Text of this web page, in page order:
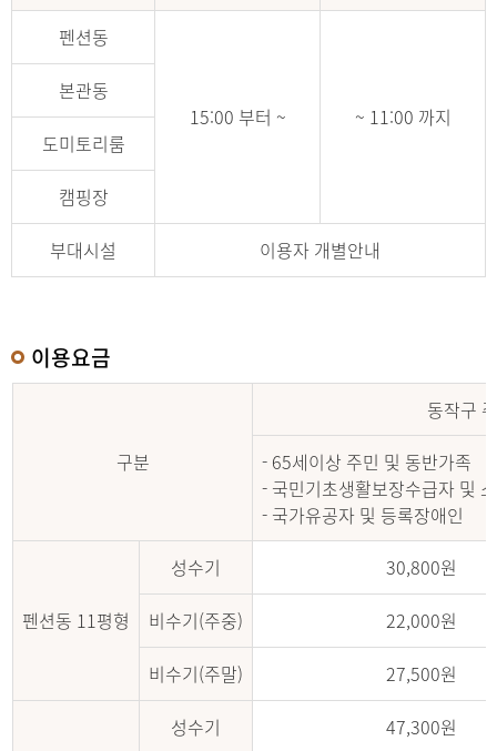
펜션동
15:00 부터 ~ ~ 11:00 까지
본관동
도미토리룸
캠핑장
부대시설
이용자 개별안내
이용요금
구분
동작구
- 65세이상 주민 및 동반가족
- 국민기초생활보장수급자 및
- 국가유공자 및 등록장애인
펜션동 11평형
성수기
30,800원
비수기(주중)
22,000원
비수기(주말)
27,500원
성수기
47,300원